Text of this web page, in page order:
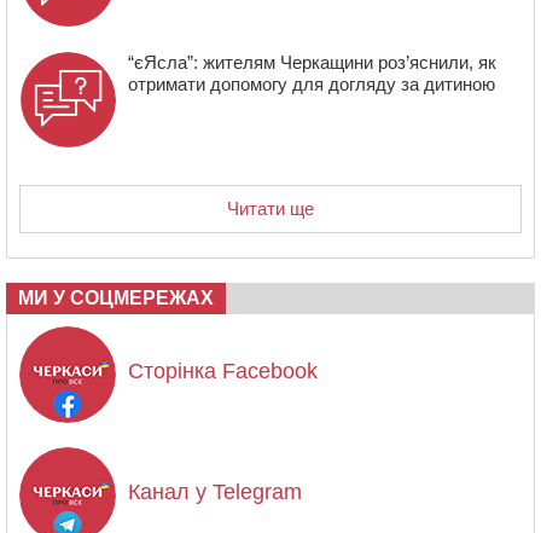
“єЯсла”: жителям Черкащини роз’яснили, як
отримати допомогу для догляду за дитиною
Читати ще
МИ У СОЦМЕРЕЖАХ
Сторінка Facebook
Канал у Telegram